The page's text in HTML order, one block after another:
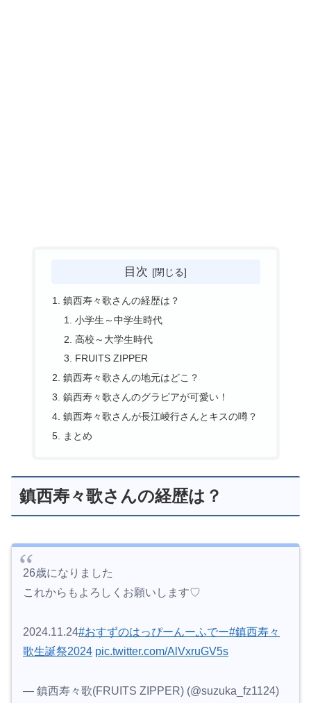
目次
鎮西寿々歌さんの経歴は？
小学生～中学生時代
高校～大学生時代
FRUITS ZIPPER
鎮西寿々歌さんの地元はどこ？
鎮西寿々歌さんのグラビアが可愛い！
鎮西寿々歌さんが長江崚行さんとキスの噂？
まとめ
鎮西寿々歌さんの経歴は？
26歳になりました
これからもよろしくお願いします♡
2024.11.24#おすずのはっぴーんーふでー#鎮西寿々
歌生誕祭2024 pic.twitter.com/AlVxruGV5s
— 鎮西寿々歌(FRUITS ZIPPER) (@suzuka_fz1124)